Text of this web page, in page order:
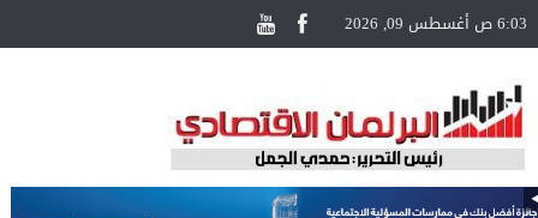
6:03 ص أغسطس 09, 2026